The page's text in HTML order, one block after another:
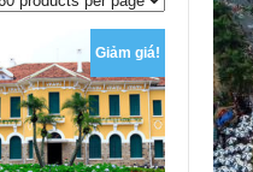
Giảm giá!